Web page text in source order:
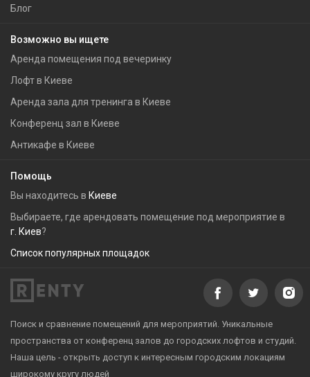
Блог
Возможно вы ищете
Аренда помещения под вечеринку
Лофт в Киеве
Аренда зала для тренинга в Киеве
Конференц зал в Киеве
Антикафе в Киеве
Помощь
Вы находитесь в Киеве
Выбираете, где арендовать помещение под мероприятие в
г. Киев?
Список популярных площадок
Поиск и сравнение помещений для мероприятий. Уникальные
пространства от конференц залов до городских лофтов и студий.
Наша цель - открыть доступ к интересным городским локациям
широкому кругу людей